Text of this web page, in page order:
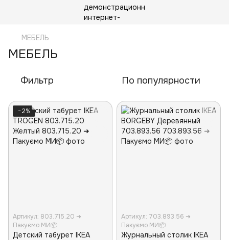
МЕБЕЛЬ
МЕБЕЛЬ
Фильтр По популярности
−2%
Артикул: 803.715.20 ➜
Пакуємо МИ📦
Детский табурет IKEA
Артикул: 703.893.56 ➜
Пакуємо МИ📦
Журнальный столик IKEA